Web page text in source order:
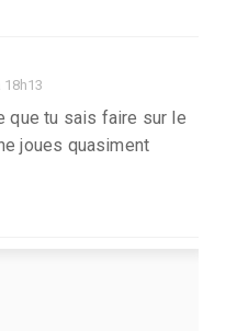
18h13
que tu sais faire sur le
joues quasiment